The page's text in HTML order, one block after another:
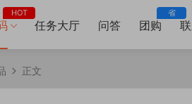
HOT
任务大厅 问答 团购
省
正文